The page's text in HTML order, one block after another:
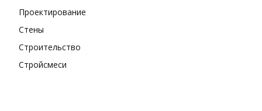
Проектирование
Стены
Строительство
Стройсмеси